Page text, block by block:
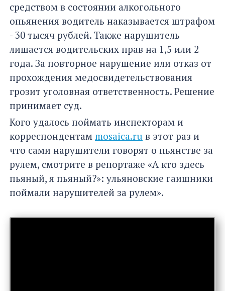
средством в состоянии алкогольного
опьянения водитель наказывается штрафом
- 30 тысяч рублей. Также нарушитель
лишается водительских прав на 1,5 или 2
года. За повторное нарушение или отказ от
прохождения медосвидетельствования
грозит уголовная ответственность. Решение
принимает суд.
Кого удалось поймать инспекторам и
корреспондентам mosaica.ru в этот раз и
что сами нарушители говорят о пьянстве за
рулем, смотрите в репортаже «А кто здесь
пьяный, я пьяный?»: ульяновские гаишники
поймали нарушителей за рулем».